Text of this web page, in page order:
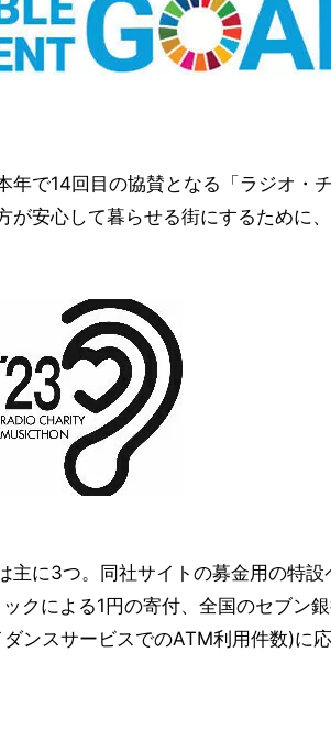
年で14回目の協賛となる「ラジオ・
が安心して暮らせる街にするために
主に3つ。同社サイトの募金用の特設
クによる1円の寄付、全国のセブン
ンスサービスでのATM利用件数)に